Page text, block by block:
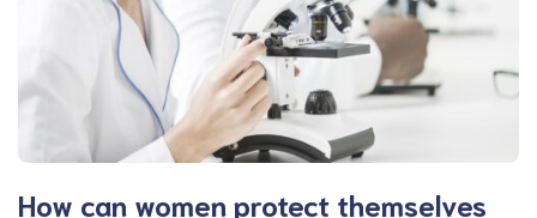
How can women protect themselves